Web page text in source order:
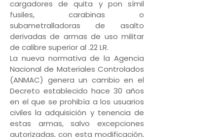
cargadores de quita y pon símil
fusiles, carabinas o
subametralladoras de asalto
derivadas de armas de uso militar
de calibre superior al .22 LR.
La nueva normativa de la Agencia
Nacional de Materiales Controlados
(ANMAC) genera un cambio en el
Decreto establecido hace 30 años
en el que se prohibía a los usuarios
civiles la adquisición y tenencia de
estas armas, salvo excepciones
autorizadas, con esta modificación,